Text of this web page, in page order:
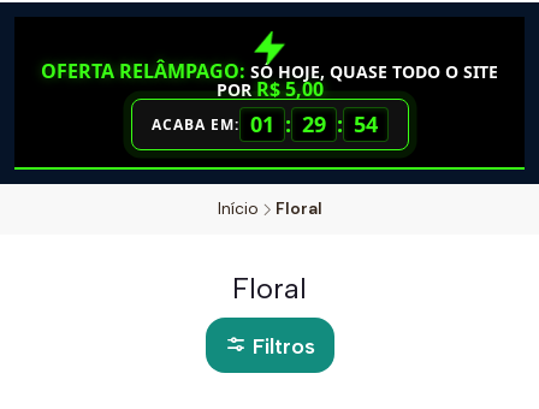
OFERTA RELÂMPAGO: SÓ HOJE, QUASE TODO O SITE
PORR$ 5,00
ACABA EM: 01 : 29 : 54
Início Floral
Floral
Filtros